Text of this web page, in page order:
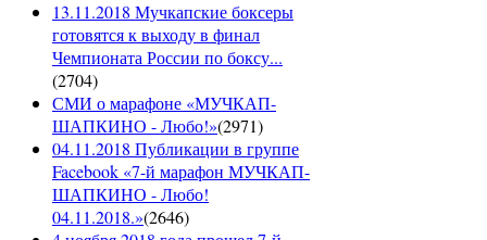
13.11.2018 Мучкапские боксеры
готовятся к выходу в финал
Чемпионата России по боксу...
(2704)
СМИ о марафоне «МУЧКАП-
ШАПКИНО - Любо!»(2971)
04.11.2018 Публикации в группе
Facebook «7-й марафон МУЧКАП-
ШАПКИНО - Любо!
04.11.2018.»(2646)